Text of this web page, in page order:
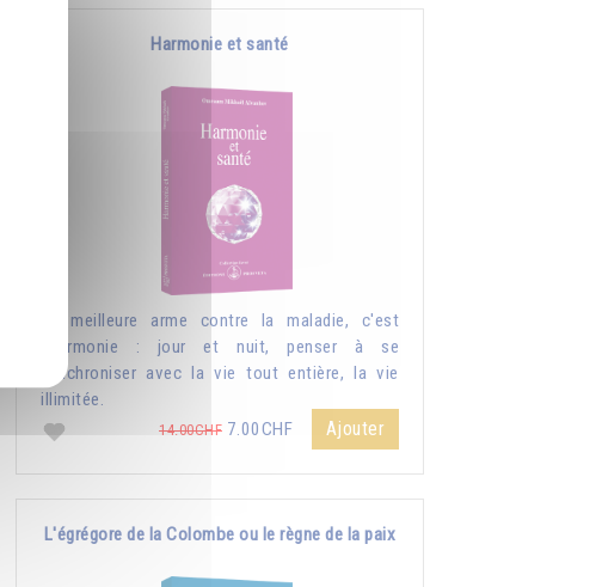
Harmonie et santé
La meilleure arme contre la maladie, c'est
l'harmonie : jour et nuit, penser à se
synchroniser avec la vie tout entière, la vie
illimitée.
14.00CHF 7.00CHF Ajouter
L'égrégore de la Colombe ou le règne de la paix